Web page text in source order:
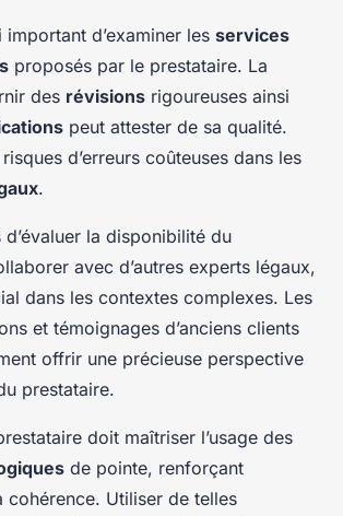
important d’examiner les services
proposés par le prestataire. La
des révisions rigoureuses ainsi
peut attester de sa qualité.
d’erreurs coûteuses dans les
.
d’évaluer la disponibilité du
avec d’autres experts légaux,
dans les contextes complexes. Les
et témoignages d’anciens clients
offrir une précieuse perspective
prestataire.
doit maîtriser l’usage des
de pointe, renforçant
cohérence. Utiliser de telles